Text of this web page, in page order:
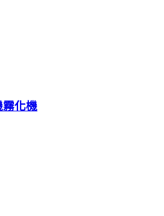
霧化機